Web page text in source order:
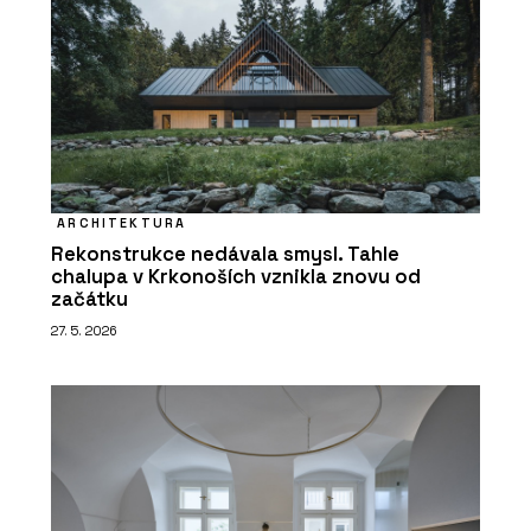
ARCHITEKTURA
Rekonstrukce nedávala smysl. Tahle
chalupa v Krkonoších vznikla znovu od
začátku
27. 5. 2026